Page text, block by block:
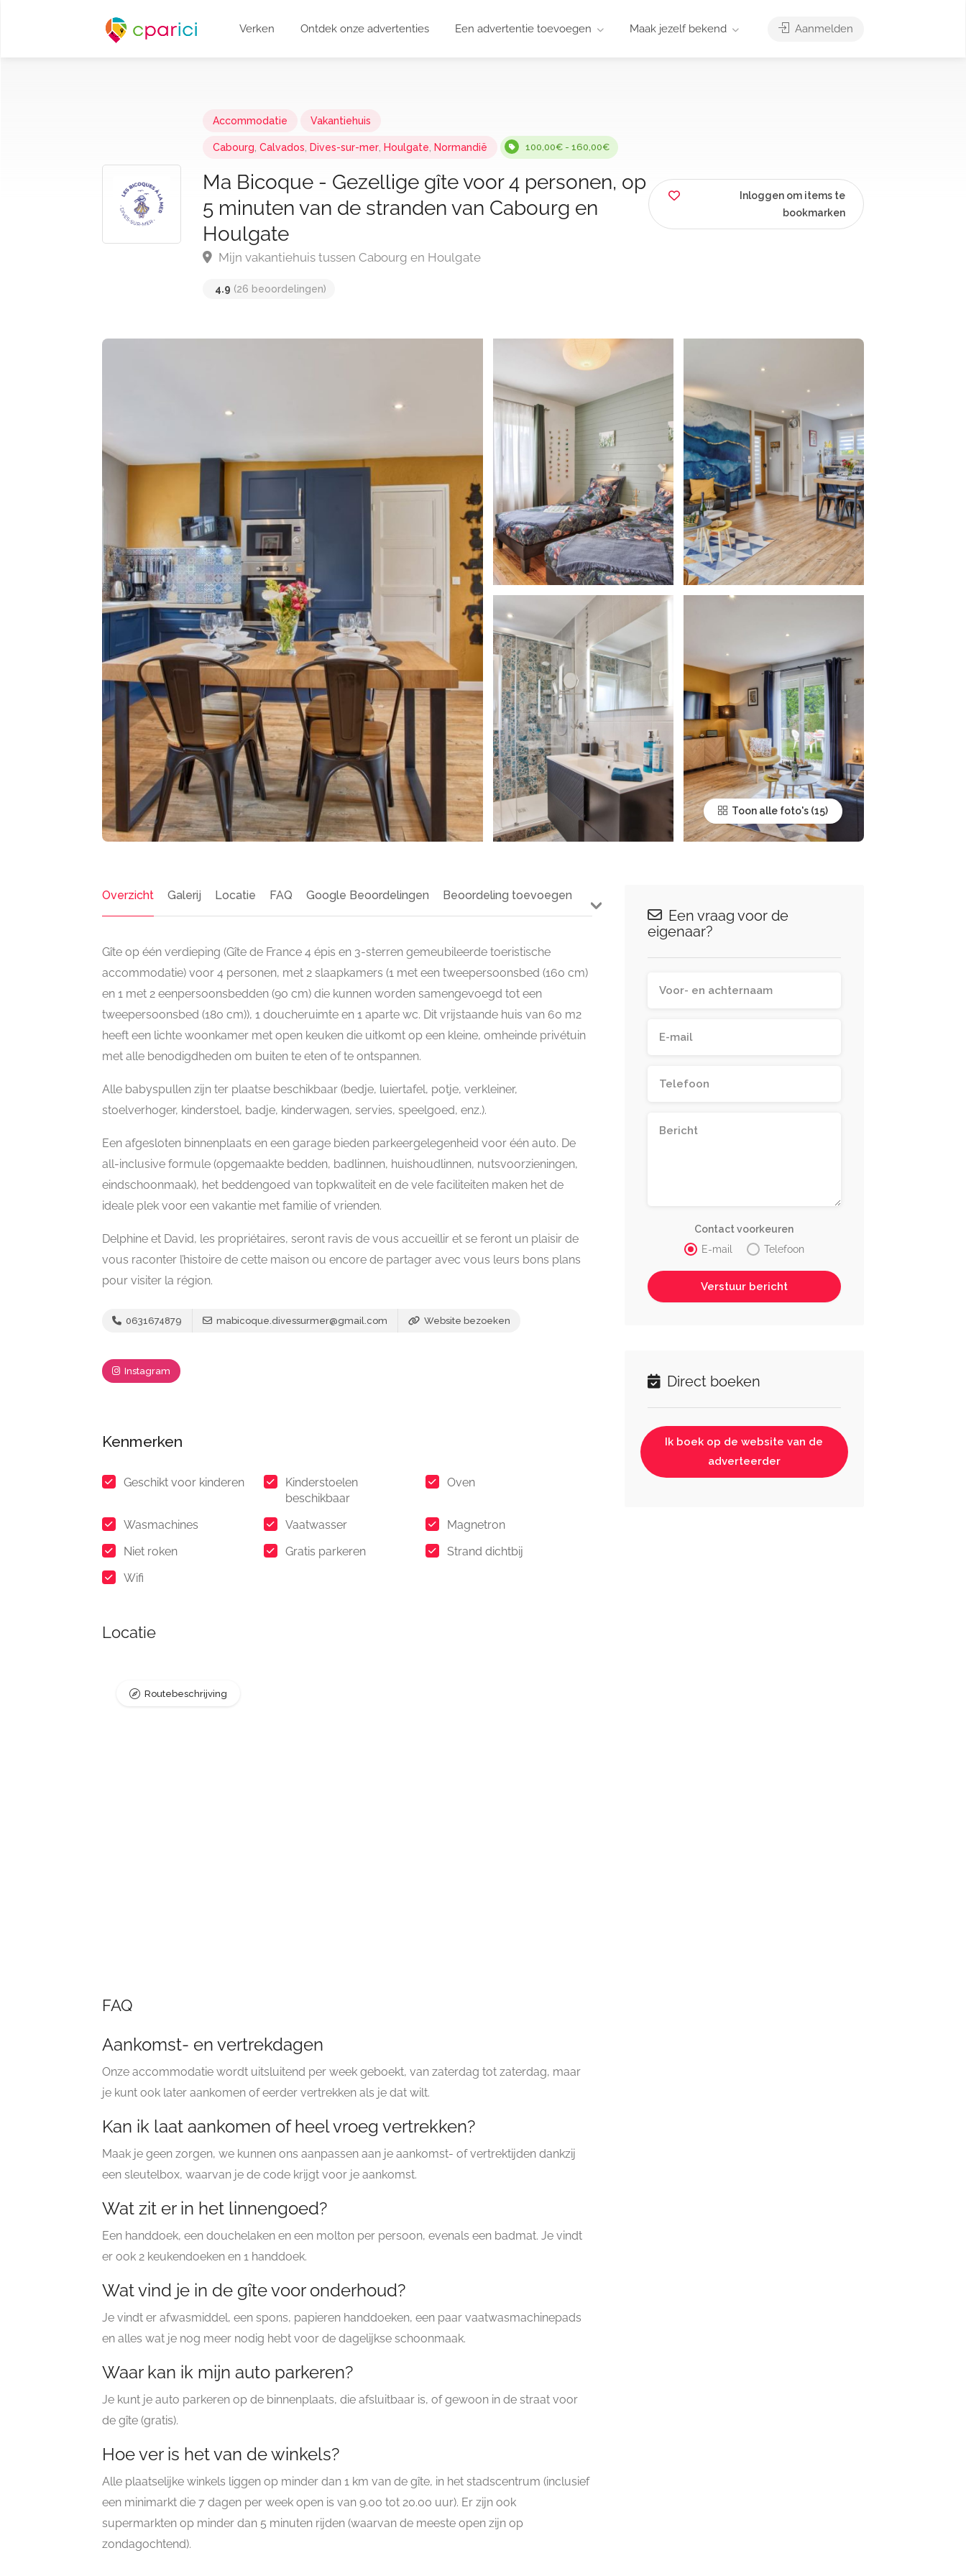
Verken Ontdek onze advertenties Een advertentie toevoegen Maak jezelf bekend Aanmelden
Accommodatie Vakantiehuis
Cabourg Calvados Dives-sur-mer Houlgate Normandië 100,00€ - 160,00€
Ma Bicoque - Gezellige gîte voor 4 personen, op
5 minuten van de stranden van Cabourg en
Houlgate
Mijn vakantiehuis tussen Cabourg en Houlgate
4.9 (26 beoordelingen)
Inloggen om items te
bookmarken
Toon alle foto's
Overzicht Galerij Locatie FAQ Google Beoordelingen Beoordeling toevoegen
Gîte op één verdieping (Gîte de France 4 épis en 3-sterren gemeubileerde toeristische
accommodatie) voor 4 personen, met 2 slaapkamers (1 met een tweepersoonsbed (160 cm)
en 1 met 2 eenpersoonsbedden (90 cm) die kunnen worden samengevoegd tot een
tweepersoonsbed (180 cm)), 1 doucheruimte en 1 aparte wc. Dit vrijstaande huis van 60 m2
heeft een lichte woonkamer met open keuken die uitkomt op een kleine, omheinde privétuin
met alle benodigdheden om buiten te eten of te ontspannen.
Alle babyspullen zijn ter plaatse beschikbaar (bedje, luiertafel, potje, verkleiner,
stoelverhoger, kinderstoel, badje, kinderwagen, servies, speelgoed, enz.).
Een afgesloten binnenplaats en een garage bieden parkeergelegenheid voor één auto. De
all-inclusive formule (opgemaakte bedden, badlinnen, huishoudlinnen, nutsvoorzieningen,
eindschoonmaak), het beddengoed van topkwaliteit en de vele faciliteiten maken het de
ideale plek voor een vakantie met familie of vrienden.
Delphine et David, les propriétaires, seront ravis de vous accueillir et se feront un plaisir de
vous raconter l’histoire de cette maison ou encore de partager avec vous leurs bons plans
pour visiter la région.
0631674879 mabicoque.divessurmer@gmail.com Website bezoeken
Instagram
Kenmerken
Geschikt voor kinderen
Kinderstoelen
beschikbaar
Oven
Wasmachines Vaatwasser
Magnetron
Niet roken
Gratis parkeren
Strand dichtbij
Wifi
Locatie
Routebeschrijving
FAQ
Aankomst- en vertrekdagen
Onze accommodatie wordt uitsluitend per week geboekt, van zaterdag tot zaterdag, maar
je kunt ook later aankomen of eerder vertrekken als je dat wilt.
Kan ik laat aankomen of heel vroeg vertrekken?
Maak je geen zorgen, we kunnen ons aanpassen aan je aankomst- of vertrektijden dankzij
een sleutelbox, waarvan je de code krijgt voor je aankomst.
Wat zit er in het linnengoed?
Een handdoek, een douchelaken en een molton per persoon, evenals een badmat. Je vindt
er ook 2 keukendoeken en 1 handdoek.
Wat vind je in de gîte voor onderhoud?
Je vindt er afwasmiddel, een spons, papieren handdoeken, een paar vaatwasmachinepads
en alles wat je nog meer nodig hebt voor de dagelijkse schoonmaak.
Waar kan ik mijn auto parkeren?
Je kunt je auto parkeren op de binnenplaats, die afsluitbaar is, of gewoon in de straat voor
de gîte (gratis).
Hoe ver is het van de winkels?
Alle plaatselijke winkels liggen op minder dan 1 km van de gîte, in het stadscentrum (inclusief
een minimarkt die 7 dagen per week open is van 9.00 tot 20.00 uur). Er zijn ook
supermarkten op minder dan 5 minuten rijden (waarvan de meeste open zijn op
zondagochtend).
Een vraag voor de
eigenaar?
Contact voorkeuren
E-mail
Telefoon
Direct boeken
Ik boek op de website van de
adverteerder